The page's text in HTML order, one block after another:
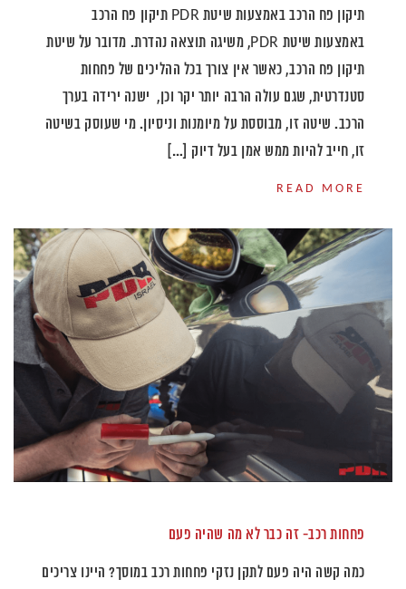
תיקון פח הרכב באמצעות שיטת PDR תיקון פח הרכב
באמצעות שיטת PDR, משיגה תוצאה נהדרת. מדובר על שיטת
תיקון פח הרכב, כאשר אין צורך בכל ההליכים של פחחות
סטנדרטית, שגם עולה הרבה יותר יקר וכן, ישנה ירידה בערך
הרכב. שיטה זו, מבוססת על מיומנות וניסיון. מי שעוסק בשיטה
זו, חייב להיות ממש אמן בעל דיוק […]
READ MORE
פחחות רכב- זה כבר לא מה שהיה פעם
כמה קשה היה פעם לתקן נזקי פחחות רכב במוסך? היינו צריכים